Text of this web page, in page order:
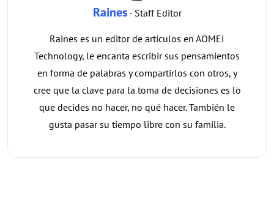
Raines· Staff Editor
Raines es un editor de artículos en AOMEI
Technology, le encanta escribir sus pensamientos
en forma de palabras y compartirlos con otros, y
cree que la clave para la toma de decisiones es lo
que decides no hacer, no qué hacer. También le
gusta pasar su tiempo libre con su familia.